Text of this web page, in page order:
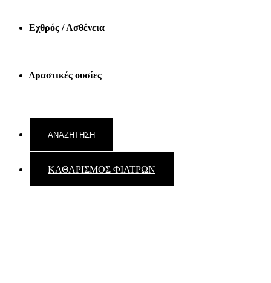
Εχθρός / Ασθένεια
Δραστικές ουσίες
ΚΑΘΑΡΙΣΜΟΣ ΦΙΛΤΡΩΝ